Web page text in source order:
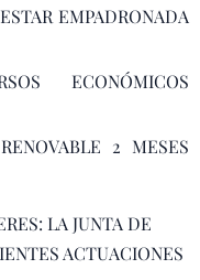
EMPADRONADA
ECONÓMICOS
2 MESES
LA JUNTA DE
ACTUACIONES